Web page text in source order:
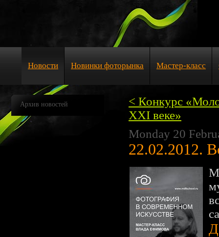
Новости Новинки фоторынка Мастер-класс
< Конкурс
XXI веке»
Monday 20
22.02.2012.
Архив новостей